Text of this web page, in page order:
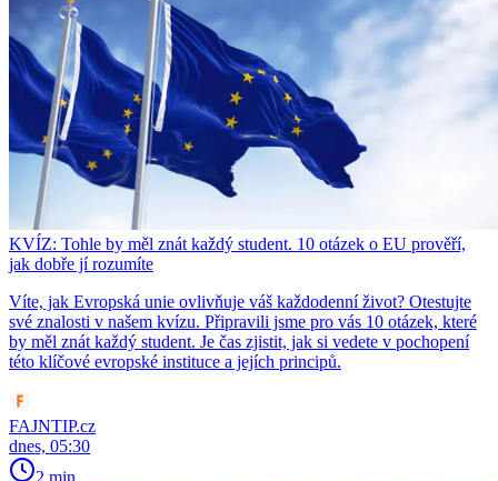
KVÍZ: Tohle by měl znát každý student. 10 otázek o EU prověří,
jak dobře jí rozumíte
Víte, jak Evropská unie ovlivňuje váš každodenní život? Otestujte
své znalosti v našem kvízu. Připravili jsme pro vás 10 otázek, které
by měl znát každý student. Je čas zjistit, jak si vedete v pochopení
této klíčové evropské instituce a jejích principů.
FAJNTIP.cz
dnes, 05:30
2 min